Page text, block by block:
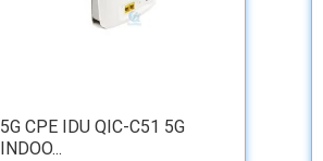
5G CPE IDU QIC-C51 5G
INDOO...